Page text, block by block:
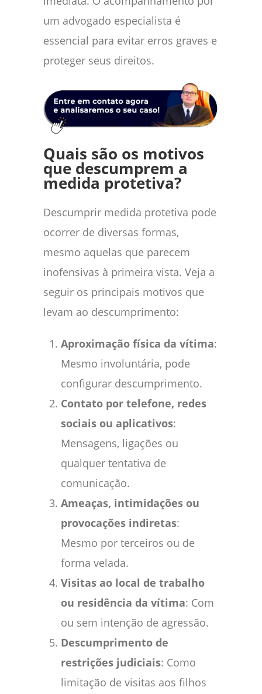
um advogado especialista é
essencial para evitar erros graves e
proteger seus direitos.
Quais são os motivos
que descumprem a
medida protetiva?
Descumprir medida protetiva pode
ocorrer de diversas formas,
mesmo aquelas que parecem
inofensivas à primeira vista. Veja a
seguir os principais motivos que
levam ao descumprimento:
Aproximação física da vítima:
Mesmo involuntária, pode
configurar descumprimento.
Contato por telefone, redes
sociais ou aplicativos:
Mensagens, ligações ou
qualquer tentativa de
comunicação.
Ameaças, intimidações ou
provocações indiretas:
Mesmo por terceiros ou de
forma velada.
Visitas ao local de trabalho
ou residência da vítima: Com
ou sem intenção de agressão.
Descumprimento de
restrições judiciais: Como
limitação de visitas aos filhos